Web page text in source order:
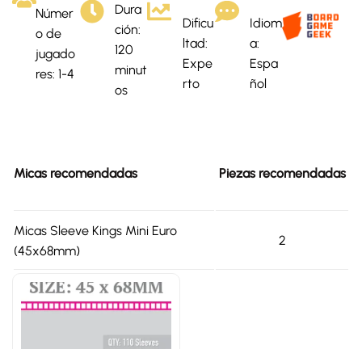
Númer
o de
jugado
res: 1-4
Dura
ción:
120
minut
os
Dificu
ltad:
Expe
rto
Idiom
a:
Espa
ñol
Micas recomendadas Piezas recomendadas
Micas Sleeve Kings Mini Euro
(45x68mm)
2